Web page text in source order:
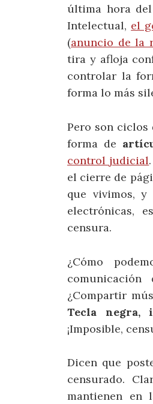
última hora del
Intelectual, el
(anuncio de la
tira y afloja
controlar la
forma lo más
Pero son ciclos
forma de
control judicial
el cierre de
que vivimos, y
electrónicas,
censura.
¿Cómo
¿Compartir
Tecla negra,
¡Imposible,
Dicen que
censurado.
mantienen en